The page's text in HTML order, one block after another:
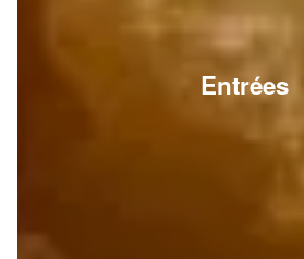
Entrées